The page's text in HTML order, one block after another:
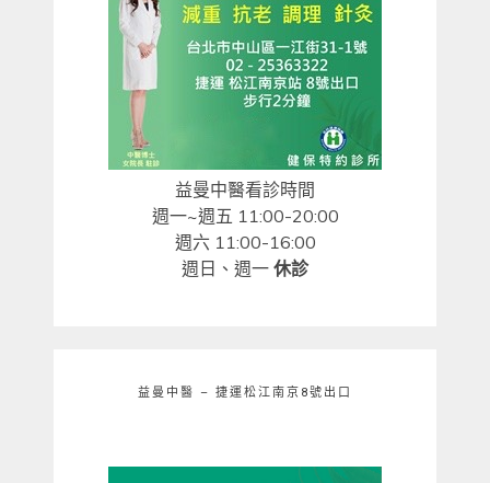
益曼中醫看診時間
週一~週五 11:00-20:00
週六 11:00-16:00
週日、週一 休診
益曼中醫 – 捷運松江南京8號出口